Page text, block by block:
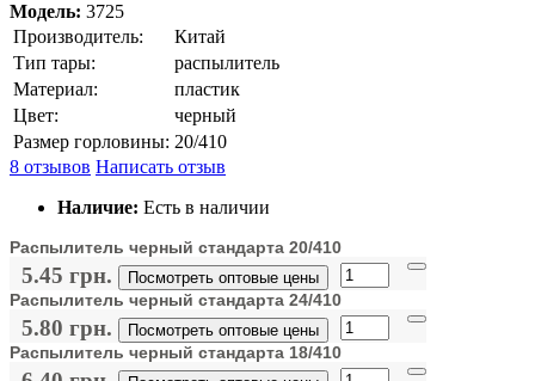
Модель: 3725
Производитель:
Китай
Тип тары:
распылитель
Материал:
пластик
Цвет:
черный
Размер горловины: 20/410
8 отзывов Написать отзыв
Наличие: Есть в наличии
Распылитель черный стандарта 20/410
5.45 грн. Посмотреть оптовые цены
Распылитель черный стандарта 24/410
5.80 грн. Посмотреть оптовые цены
Распылитель черный стандарта 18/410